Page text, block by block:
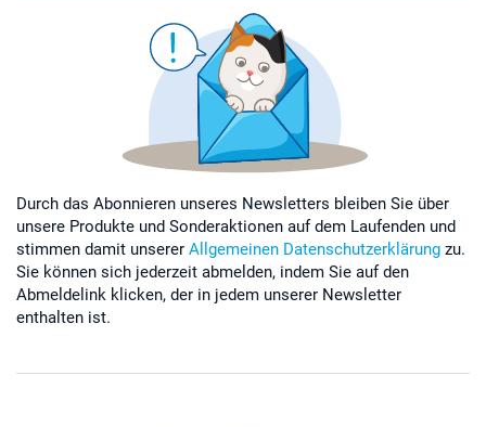
Durch das Abonnieren unseres Newsletters bleiben Sie über
unsere Produkte und Sonderaktionen auf dem Laufenden und
stimmen damit unserer Allgemeinen Datenschutzerklärung zu.
Sie können sich jederzeit abmelden, indem Sie auf den
Abmeldelink klicken, der in jedem unserer Newsletter
enthalten ist.